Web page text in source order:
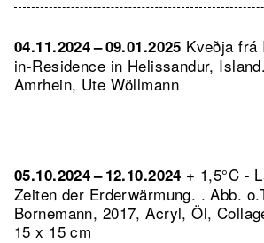
04.11.2024 – 09.01.2025 Kveðja
in-Residence in Helissandur,
Amrhein, Ute Wöllmann
05.10.2024 – 12.10.2024 + 1,5°C -
Zeiten der Erderwärmung. .Abb.
Bornemann, 2017, Acryl, Öl,
15 x 15 cm